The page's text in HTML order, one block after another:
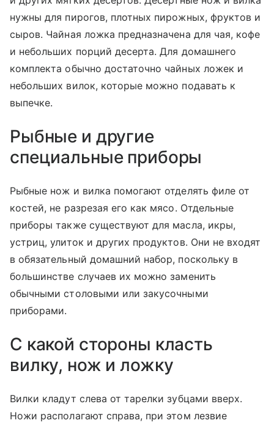
нужны для пирогов, плотных пирожных, фруктов и
сыров. Чайная ложка предназначена для чая, кофе
и небольших порций десерта. Для домашнего
комплекта обычно достаточно чайных ложек и
небольших вилок, которые можно подавать к
выпечке.
Рыбные и другие
специальные приборы
Рыбные нож и вилка помогают отделять филе от
костей, не разрезая его как мясо. Отдельные
приборы также существуют для масла, икры,
устриц, улиток и других продуктов. Они не входят
в обязательный домашний набор, поскольку в
большинстве случаев их можно заменить
обычными столовыми или закусочными
приборами.
С какой стороны класть
вилку, нож и ложку
Вилки кладут слева от тарелки зубцами вверх.
Ножи располагают справа, при этом лезвие